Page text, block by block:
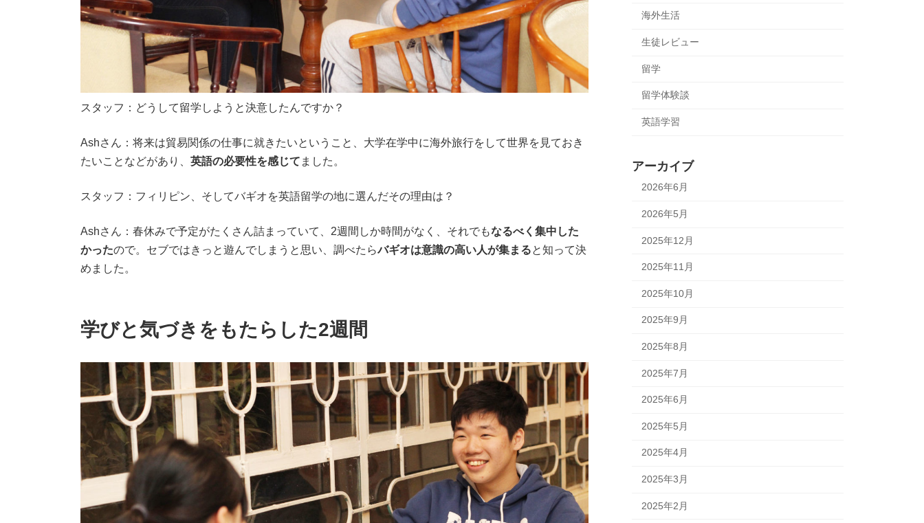
スタッフ：どうして留学しようと決意したんですか？
Ashさん：将来は貿易関係の仕事に就きたいということ、大学在学中に海外旅行をして世界を見ておき
たいことなどがあり、 英語の必要性を感じて ました。
スタッフ：フィリピン、そしてバギオを英語留学の地に選んだその理由は？
Ashさん：春休みで予定がたくさん詰まっていて、 2週間しか時間がなく、それでもなるべく集中した
かったので。セブではきっと遊んでしまうと思い、調べたらバギオは意識の高い人が集まると知って決
めました。
学びと気づきをもたらした2週間
海外生活
生徒レビュー
留学
留学体験談
英語学習
アーカイブ
2026年6月
2026年5月
2025年12月
2025年11月
2025年10月
2025年9月
2025年8月
2025年7月
2025年6月
2025年5月
2025年4月
2025年3月
2025年2月